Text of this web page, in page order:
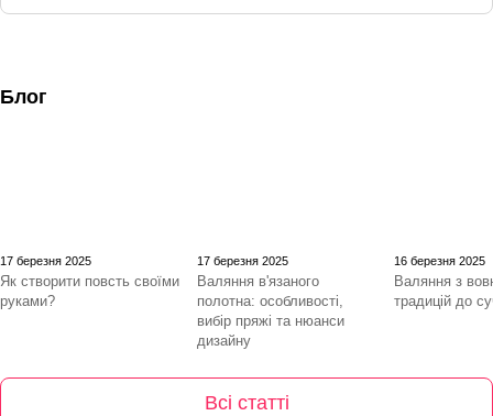
Блог
17 березня 2025
Як створити повсть своїми
руками?
17 березня 2025
Валяння в'язаного
полотна: особливості,
вибір пряжі та нюанси
дизайну
16 березня 2025
Валяння з
традицій до
Всі статті